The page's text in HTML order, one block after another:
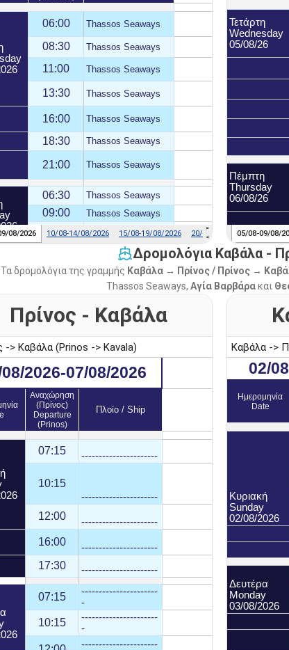
Δρομολόγια Καβάλα -
Τα δρομολόγια της γραμμής Καβάλα → Πρίνος / Πρίνος →
Thassos Seaways,Αγία Βαρβάρακαι
Πρίνος - Καβάλα